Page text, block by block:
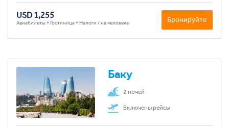
USD 1,255
Авиабилеты + Гостиница + Налоги / на человека Бронируйте
Баку
2 ночей
Включены рейсы